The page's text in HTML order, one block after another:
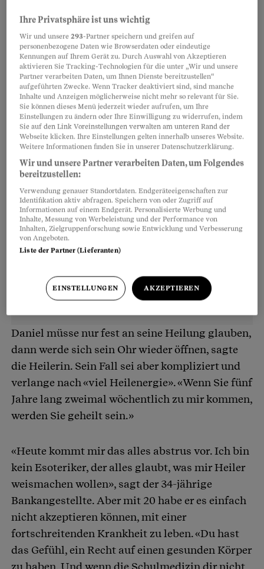
Nicht nur seinen Rücken könne sie heilen,
versprach die Therapeutin, auch die
Hörfähigkeit seines rechten Ohrs werde sie
wiederherstellen. «Es ist etwas
Psychosomatisches. Sie haben als Kind sehr
gelitten, wenn sich Ihre Eltern stritten. Deshalb
hat sich das Ohr geschlossen.»
Daniel müsse nur fest an seine Heilung glauben,
dann werde sich sein Ohr wieder öffnen, sagte
die Heilerin. Sein Fall sei aber kompliziert und
verlange nach «viel Heilenergie». «Wenn Sie fünf
Jahre lang zweimal wöchentlich zu mir kommen,
werden Sie geheilt sein.»
«Heute kommt mir das alles abstrus vor. Ich bin
kein Esoteriker, der alles glaubt, was mir Heiler
weismachen wollen», sagt der 34-jährige
Bankangestellte. Aber mit 20 habe er es einfach
nicht akzeptieren können, mit einer
fortschreitenden Krankheit zu leben. «Du hast
das Gefühl, ein Recht auf einen gesunden Körper
zu haben. Und wenn die Schulmedizin dir nicht
Ihre Privatsphäre ist uns wichtig
Wir und unsere293-Partner speichern und greifen auf
personenbezogene Daten wie Browserdaten oder eindeutige
Kennungen auf Ihrem Gerät zu. Durch Auswahl von Akzeptieren
aktivieren Sie Tracking-Technologien für die unter „Wir und unsere
Partner verarbeiten Daten, um Ihnen Dienste bereitzustellen“
aufgeführten Zwecke. Wenn Tracker deaktiviert sind, sind manche
Inhalte und Anzeigen möglicherweise nicht mehr so relevant für Sie.
Sie können dieses Menü jederzeit wieder aufrufen, um Ihre
Einstellungen zu ändern oder Ihre Einwilligung zu widerrufen, indem
Sie auf den Link Voreinstellungen verwalten am unteren Rand der
Webseite klicken. Ihre Einstellungen gelten innerhalb unseres Website.
Weitere Informationen finden Sie in unserer Datenschutzerklärung.
Wir und unsere Partner verarbeiten Daten, um Folgendes
bereitzustellen:
Verwendung genauer Standortdaten. Endgeräteeigenschaften zur
Identifikation aktiv abfragen. Speichern von oder Zugriff auf
Informationen auf einem Endgerät. Personalisierte Werbung und
Inhalte, Messung von Werbeleistung und der Performance von
Inhalten, Zielgruppenforschung sowie Entwicklung und Verbesserung
von Angeboten.
Liste der Partner (Lieferanten)
EINSTELLUNGEN AKZEPTIEREN